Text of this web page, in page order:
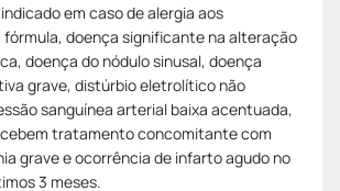
em caso de alergia aos
doença significante na alteração
doença do nódulo sinusal, doença
grave, distúrbio eletrolítico não
sanguínea arterial baixa acentuada,
tratamento concomitante com
grave e ocorrência de infarto agudo no
3 meses.